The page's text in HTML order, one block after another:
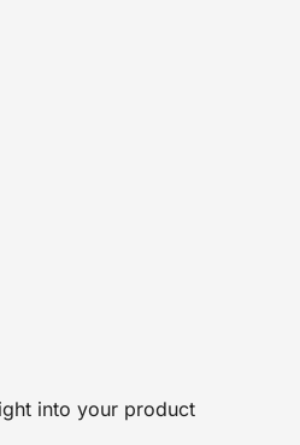
into your product